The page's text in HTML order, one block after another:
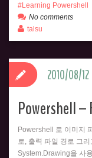
Learning Powershell
No comments
talsu
Powershell –
Powershell 로 이미지
로, 출력 파일 경로 그
System.Drawing을 사
2010/08/12